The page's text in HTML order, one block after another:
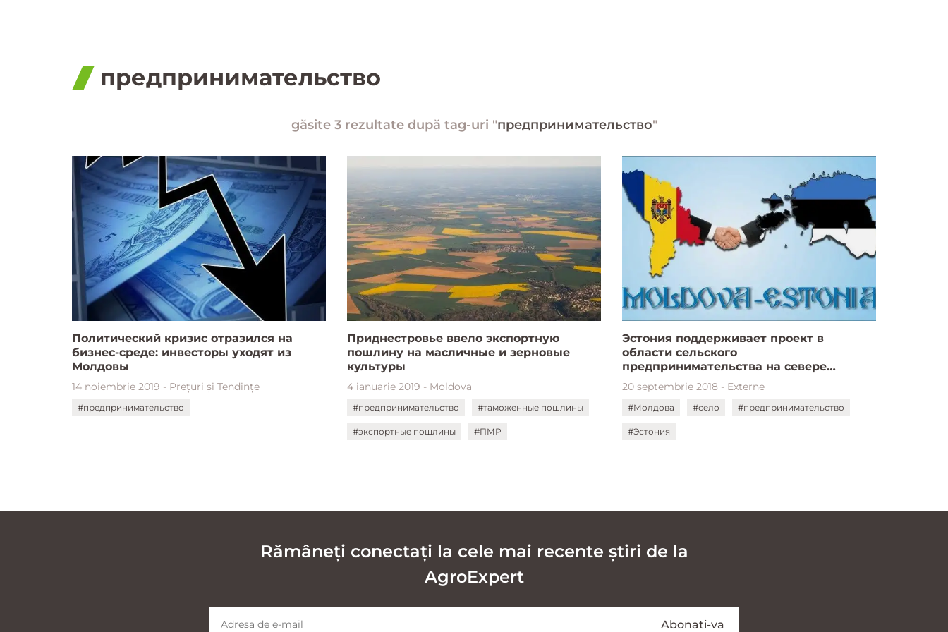
предпринимательство
găsite 3 rezultate după tag-uri "предпринимательство"
Политический кризис отразился на
бизнес-среде: инвесторы уходят из
Молдовы
14 noiembrie 2019 - Prețuri și Tendințe
#предпринимательство
Приднестровье ввело экспортную
пошлину на масличные и зерновые
культуры
4 ianuarie 2019 - Moldova
#предпринимательство #таможенные пошлины
#экспортные пошлины #ПМР
Эстония поддерживает проект в
области сельского
предпринимательства на севере
Молдовы
20 septembrie 2018 - Externe
#Молдова #село #предпринимательство
#Эстония
Rămâneți conectați la cele mai recente știri de la
AgroExpert